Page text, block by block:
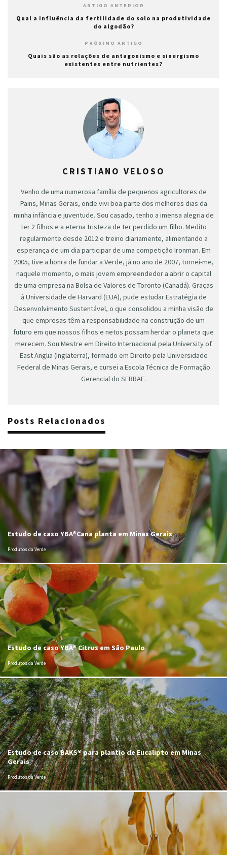
ARTIGO ANTERIOR
Qual a influência da fertilidade do solo na produtividade
do algodão?
PRÓXIMO ARTIGO
Quais são as relações de antagonismo e sinergismo
existentes entre nutrientes?
CRISTIANO VELOSO
Venho de uma numerosa família de pequenos agricultores de
Pains, Minas Gerais, onde vivi boa parte dos melhores dias da
minha infância e juventude. Sou casado, tenho a imensa alegria de
ter 2 filhos e a eterna tristeza de ter perdido um filho. Medito
regularmente desde 2012 e treino diariamente, alimentando a
esperança de um dia participar de uma competição Ironman. Em
2005, tive a honra de fundar a Verde, já no ano de 2007, tornei-me,
naquele momento, o mais jovem empreendedor a abrir o capital
de uma empresa na Bolsa de Valores de Toronto (Canadá). Graças
à Universidade de Harvard (EUA), pude estudar Estratégia de
Desenvolvimento Sustentável, o que consolidou a minha visão de
que empresas têm a responsabilidade na construção de um
futuro em que nossos filhos e netos possam herdar o planeta que
merecem. Sou Mestre em Direito Internacional pela University of
East Anglia (Inglaterra), formado em Direito pela Universidade
Federal de Minas Gerais, e cursei a Escola Técnica de Formação
Gerencial do SEBRAE.
Posts Relacionados
Estudo de caso YBA®Cana planta em Minas Gerais
Produtos da Verde
Estudo de caso YBA® Citrus em São Paulo
Produtos da Verde
Estudo de caso BAKS® para plantio de Eucalipto em Minas
Gerais
Produtos da Verde